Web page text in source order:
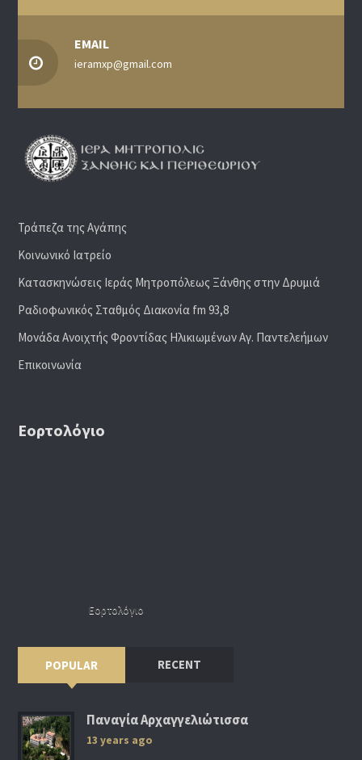
EMAIL
ieramxp@gmail.com
Τράπεζα της Αγάπης
Κοινωνικό Ιατρείο
Κατασκηνώσεις Ιεράς Μητροπόλεως Ξάνθης στην Δρυμιά
Ραδιoφωνικός Σταθμός Διακονία fm 93,8
Μονάδα Ανοιχτής Φροντίδας Ηλικιωμένων Αγ. Παντελεήμων
Επικοινωνία
Εορτολόγιο
Εορτολόγιο
POPULAR RECENT
Παναγία Αρχαγγελιώτισσα
13 years ago